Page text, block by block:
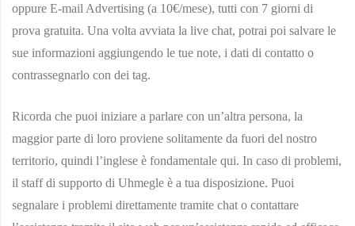
oppure E-mail Advertising (a 10€/mese), tutti con 7 giorni di
prova gratuita. Una volta avviata la live chat, potrai poi salvare le
sue informazioni aggiungendo le tue note, i dati di contatto o
contrassegnarlo con dei tag.
Ricorda che puoi iniziare a parlare con un’altra persona, la
maggior parte di loro proviene solitamente da fuori del nostro
territorio, quindi l’inglese è fondamentale qui. In caso di problemi,
il staff di supporto di Uhmegle è a tua disposizione. Puoi
segnalare i problemi direttamente tramite chat o contattare